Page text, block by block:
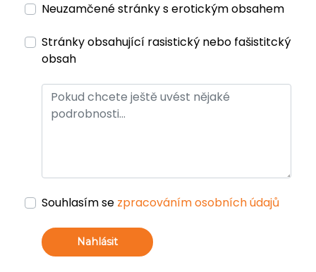
Neuzamčené stránky s erotickým obsahem
Stránky obsahující rasistický nebo fašistitcký
obsah
Souhlasím se zpracováním osobních údajů
Nahlásit